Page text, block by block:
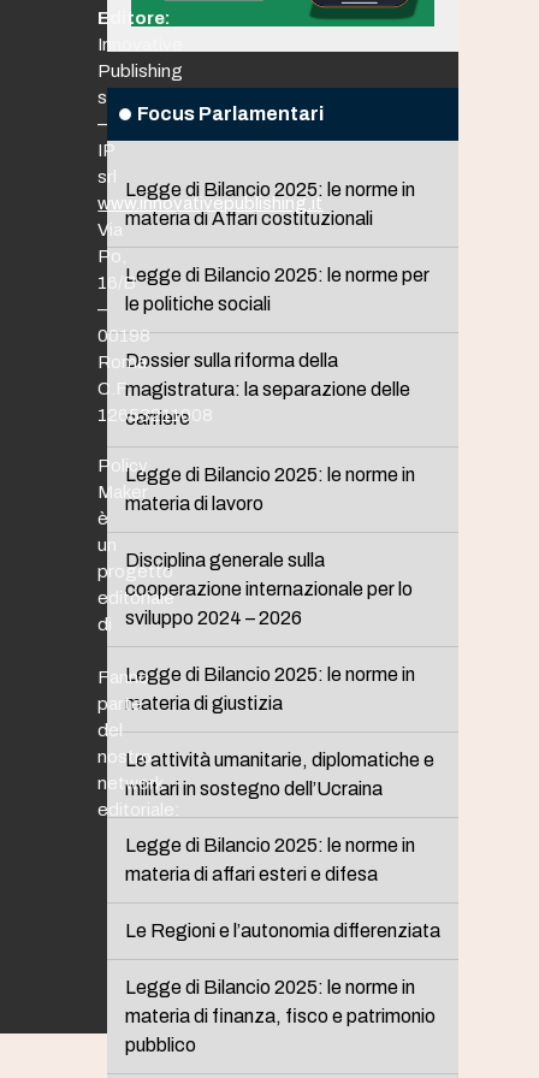
Focus Parlamentari
Legge di Bilancio 2025: le norme in
materia di Affari costituzionali
Legge di Bilancio 2025: le norme per
le politiche sociali
Dossier sulla riforma della
magistratura: la separazione delle
carriere
Legge di Bilancio 2025: le norme in
materia di lavoro
Disciplina generale sulla
cooperazione internazionale per lo
sviluppo 2024 – 2026
Legge di Bilancio 2025: le norme in
materia di giustizia
Le attività umanitarie, diplomatiche e
militari in sostegno dell’Ucraina
Legge di Bilancio 2025: le norme in
materia di affari esteri e difesa
Le Regioni e l’autonomia differenziata
Legge di Bilancio 2025: le norme in
materia di finanza, fisco e patrimonio
pubblico
Editore:
Innovative
Publishing
srl
–
IP
srl
www.innovativepublishing.it
Via
Po,
16/B
–
00198
Roma
C.F.
12653211008
Policy
Maker
è
un
progetto
editoriale
di
Fanno
parte
del
nostro
network
editoriale: